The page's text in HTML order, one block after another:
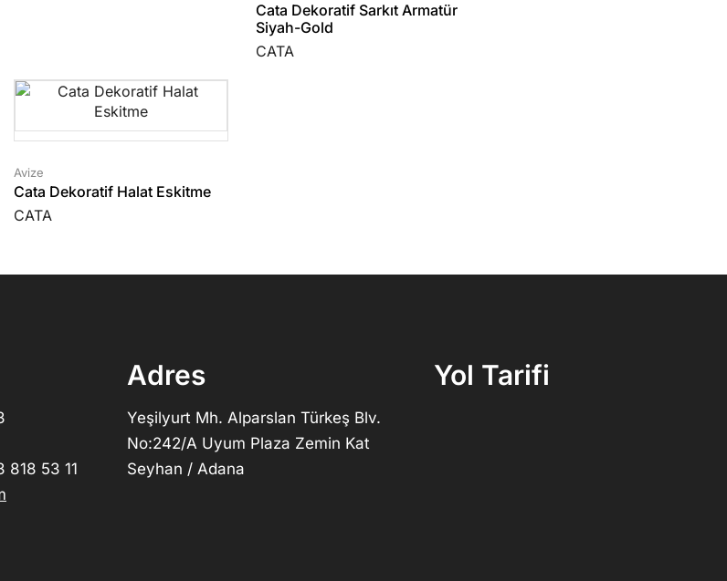
Cata Dekoratif Sarkıt Armatür
Siyah-Gold
CATA
Avize
Cata Dekoratif Halat Eskitme
CATA
818 53 11
Adres
Yeşilyurt Mh. Alparslan Türkeş Blv.
No:242/A Uyum Plaza Zemin Kat
Seyhan / Adana
Yol Tarifi